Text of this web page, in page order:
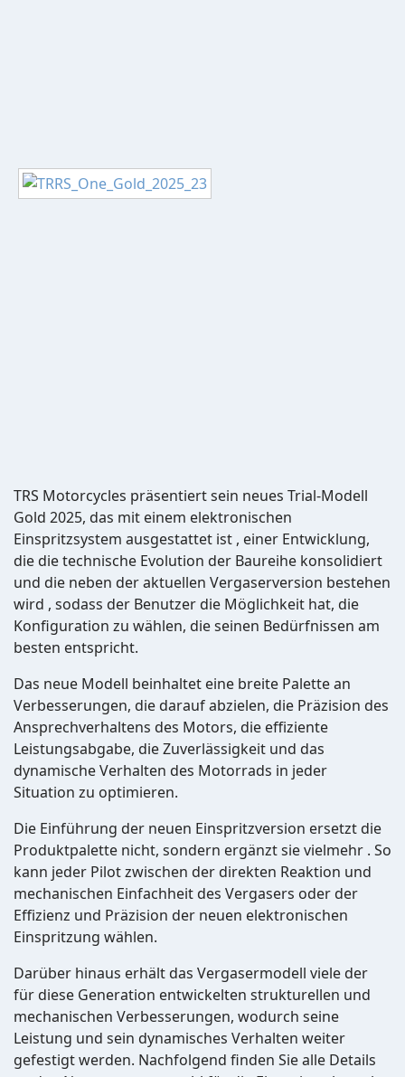
TRS Motorcycles präsentiert sein neues Trial-Modell
Gold 2025, das mit einem elektronischen
Einspritzsystem ausgestattet ist , einer Entwicklung,
die die technische Evolution der Baureihe konsolidiert
und die neben der aktuellen Vergaserversion bestehen
wird , sodass der Benutzer die Möglichkeit hat, die
Konfiguration zu wählen, die seinen Bedürfnissen am
besten entspricht.
Das neue Modell beinhaltet eine breite Palette an
Verbesserungen, die darauf abzielen, die Präzision des
Ansprechverhaltens des Motors, die effiziente
Leistungsabgabe, die Zuverlässigkeit und das
dynamische Verhalten des Motorrads in jeder
Situation zu optimieren.
Die Einführung der neuen Einspritzversion ersetzt die
Produktpalette nicht, sondern ergänzt sie vielmehr . So
kann jeder Pilot zwischen der direkten Reaktion und
mechanischen Einfachheit des Vergasers oder der
Effizienz und Präzision der neuen elektronischen
Einspritzung wählen.
Darüber hinaus erhält das Vergasermodell viele der
für diese Generation entwickelten strukturellen und
mechanischen Verbesserungen, wodurch seine
Leistung und sein dynamisches Verhalten weiter
gefestigt werden. Nachfolgend finden Sie alle Details